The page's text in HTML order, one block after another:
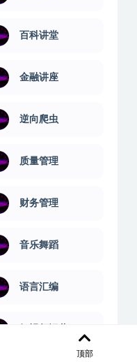
百科讲堂
金融讲座
逆向爬虫
质量管理
财务管理
音乐舞蹈
语言汇编
顶部